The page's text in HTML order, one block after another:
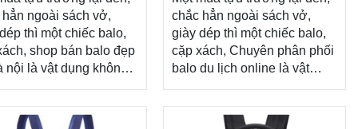
ngoài sách vở,
thì một chiếc balo,
shop bán balo đẹp
nội là vật dụng không
cho một năm học mới
sáng. Nhân dịp năm
chắc hẳn ngoài sách vở,
giày dép thì một chiếc balo,
cặp xách, Chuyên phân phối
balo du lịch online là vật
thêm năng lượng cho một
năm học mới đầy tươi sáng.